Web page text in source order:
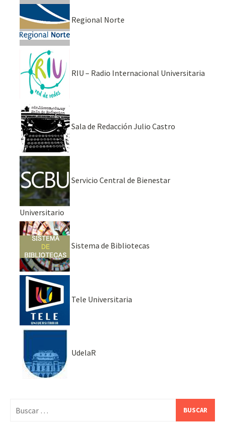
Regional Norte
RIU – Radio Internacional Universitaria
Sala de Redacción Julio Castro
Servicio Central de Bienestar
Universitario
Sistema de Bibliotecas
Tele Universitaria
UdelaR